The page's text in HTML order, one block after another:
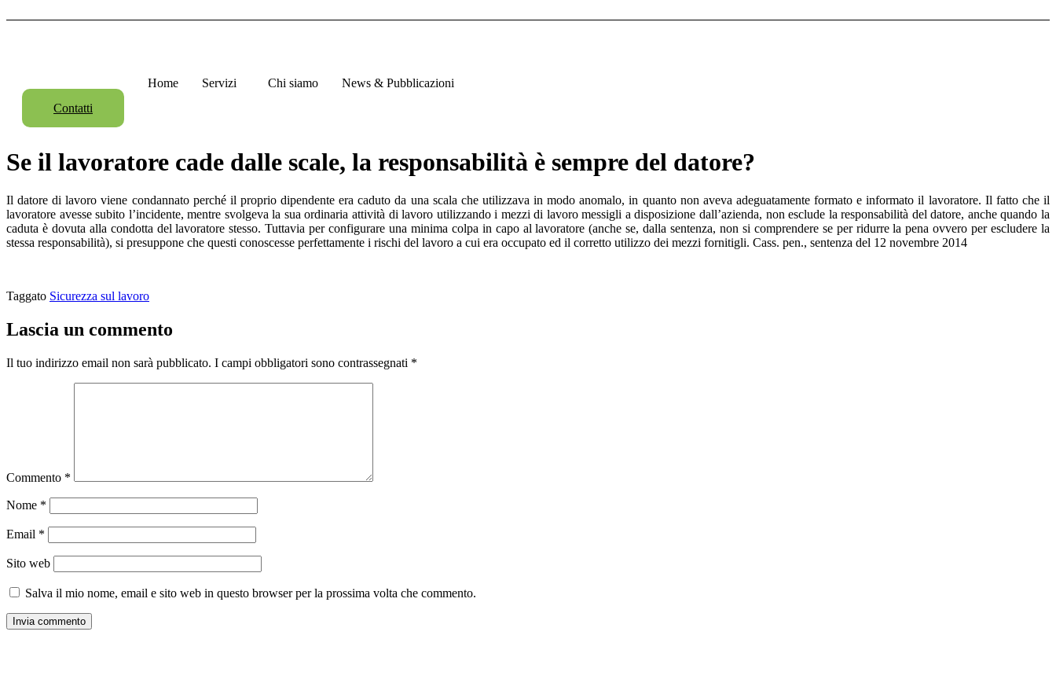
Home Servizi Chi siamo
News & Pubblicazioni
Contatti
Se il lavoratore cade dalle scale, la responsabilità è sempre del datore?
Il datore di lavoro viene condannato perché il proprio dipendente era caduto da una scala che utilizzava in modo anomalo, in quanto non aveva adeguatamente formato e informato il lavoratore. Il fatto che il
lavoratore avesse subito l’incidente, mentre svolgeva la sua ordinaria attività di lavoro utilizzando i mezzi di lavoro messigli a disposizione dall’azienda, non esclude la responsabilità del datore, anche quando la
caduta è dovuta alla condotta del lavoratore stesso. Tuttavia per configurare una minima colpa in capo al lavoratore (anche se, dalla sentenza, non si comprendere se per ridurre la pena ovvero per escludere la
stessa responsabilità), si presuppone che questi conoscesse perfettamente i rischi del lavoro a cui era occupato ed il corretto utilizzo dei mezzi fornitigli. Cass. pen., sentenza del 12 novembre 2014
Taggato Sicurezza sul lavoro
Lascia un commento
Il tuo indirizzo email non sarà pubblicato. I campi obbligatori sono contrassegnati *
Commento *
Nome *
Email *
Sito web
Salva il mio nome, email e sito web in questo browser per la prossima volta che commento.